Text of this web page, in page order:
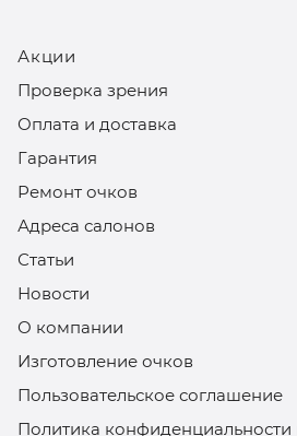
Акции
Проверка зрения
Оплата и доставка
Гарантия
Ремонт очков
Адреса салонов
Статьи
Новости
О компании
Изготовление очков
Пользовательское соглашение
Политика конфиденциальности